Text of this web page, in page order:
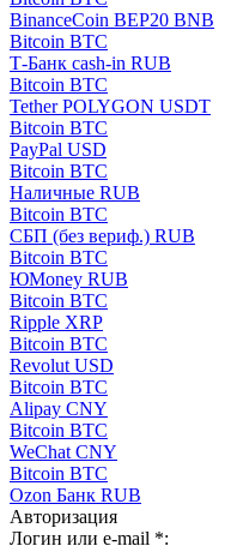
BinanceCoin BEP20 BNB
Bitcoin BTC
Т-Банк cash-in RUB
Bitcoin BTC
Tether POLYGON USDT
Bitcoin BTC
PayPal USD
Bitcoin BTC
Наличные RUB
Bitcoin BTC
СБП (без вериф.) RUB
Bitcoin BTC
ЮMoney RUB
Bitcoin BTC
Ripple XRP
Bitcoin BTC
Revolut USD
Bitcoin BTC
Alipay CNY
Bitcoin BTC
WeChat CNY
Bitcoin BTC
Ozon Банк RUB
Авторизация
Логин или e-mail *: